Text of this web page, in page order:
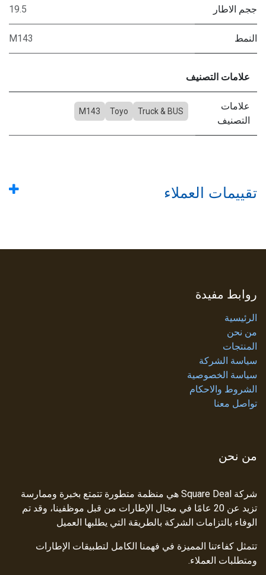
ججم الاطار 19.5
النمط M143
علامات التصنيف
علامات
التصنيف
Truck & BUS
Toyo
M143
تقييمات العملاء
روابط مفيدة
الرئيسية
من نحن
المنتجات
سياسة الشركة
سياسة الخصوصية
الشروط والاحكام
تواصل معنا
من نحن
شركة Square Deal هي منظمة متطورة تتمتع بخبرة وممارسة
تزيد عن 20 عامًا في مجال الإطارات من قبل موظفينا، وقد تم
الوفاء بالتزامات الشركة بالطريقة التي يطلبها العميل
تتمثل كفاءتنا المميزة في فهمنا الكامل لتطبيقات الإطارات
ومتطلبات العملاء.